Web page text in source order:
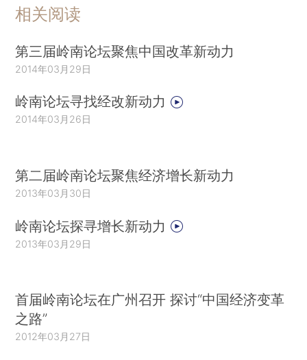
相关阅读
第三届岭南论坛聚焦中国改革新动力
2014年03月29日
岭南论坛寻找经改新动力
2014年03月26日
第二届岭南论坛聚焦经济增长新动力
2013年03月30日
岭南论坛探寻增长新动力
2013年03月29日
首届岭南论坛在广州召开 探讨“中国经济变革
之路”
2012年03月27日